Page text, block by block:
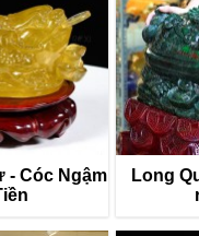
- Cóc Ngậm
Long